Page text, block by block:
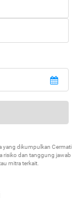
yang dikumpulkan Cermati
risiko dan tanggung jawab
mitra terkait.